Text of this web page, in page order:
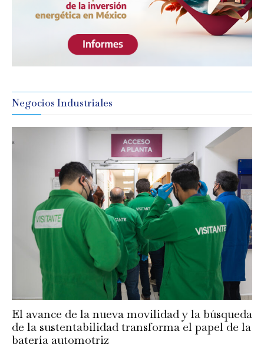
Negocios Industriales
El avance de la nueva movilidad y la búsqueda
de la sustentabilidad transforma el papel de la
batería automotriz